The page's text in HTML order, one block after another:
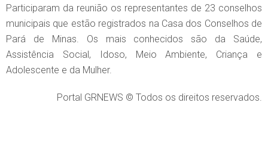
Participaram da reunião os representantes de 23 conselhos
municipais que estão registrados na Casa dos Conselhos de
Pará de Minas. Os mais conhecidos são da Saúde,
Assistência Social, Idoso, Meio Ambiente, Criança e
Adolescente e da Mulher.
Portal GRNEWS © Todos os direitos reservados.